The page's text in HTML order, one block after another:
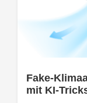
Fake-
mit KI-